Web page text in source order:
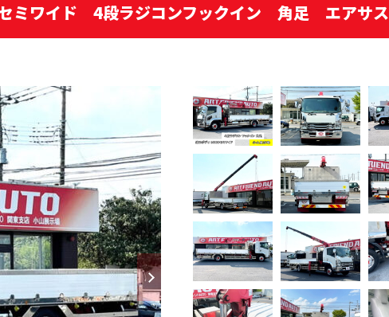
ミワイド 4段ラジコンフックイン 角足 エアサス